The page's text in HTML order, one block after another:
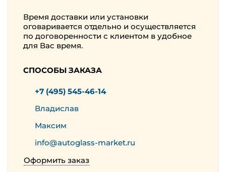
Время доставки или установки
оговаривается отдельно и осуществляется
по договоренности с клиентом в удобное
для Вас время.
СПОСОБЫ ЗАКАЗА
+7 (495) 545-46-14
Владислав
Максим
info@autoglass-market.ru
Оформить заказ